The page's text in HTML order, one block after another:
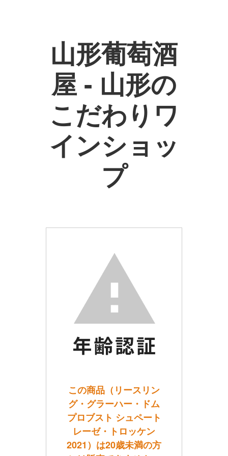
山形葡萄酒
屋 - 山形の
こだわりワ
インショッ
プ
この商品（リースリン
グ・グラーハー・ドム
プロブスト シュペート
レーゼ・トロッケン
2021）は20歳未満の方